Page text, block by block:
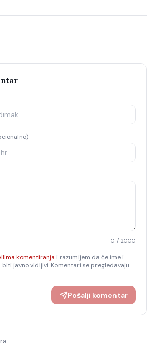
0 / 2000
komentiranja i razumijem da će ime i
javno vidljivi. Komentari se pregledavaju
Pošalji komentar